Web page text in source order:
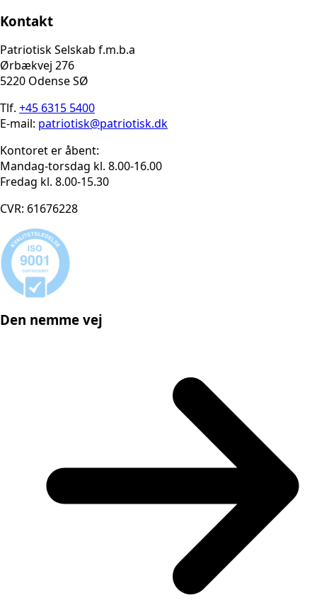
Kontakt
Patriotisk Selskab f.m.b.a
Ørbækvej 276
5220 Odense SØ
Tlf. +45 6315 5400
E-mail: patriotisk@patriotisk.dk
Kontoret er åbent:
Mandag-torsdag kl. 8.00-16.00
Fredag kl. 8.00-15.30
CVR: 61676228
Den nemme vej